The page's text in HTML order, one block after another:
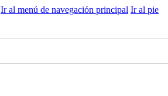
Ir al menú de navegación principal Ir al pie